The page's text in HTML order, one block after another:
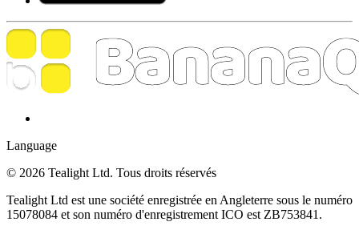
Language
© 2026 Tealight Ltd. Tous droits réservés
Tealight Ltd est une société enregistrée en Angleterre sous le numéro
15078084 et son numéro d'enregistrement ICO est ZB753841.